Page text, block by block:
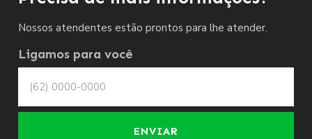
Nossos atendentes estão prontos para lhe atender.
Ligamos para você
ENVIAR